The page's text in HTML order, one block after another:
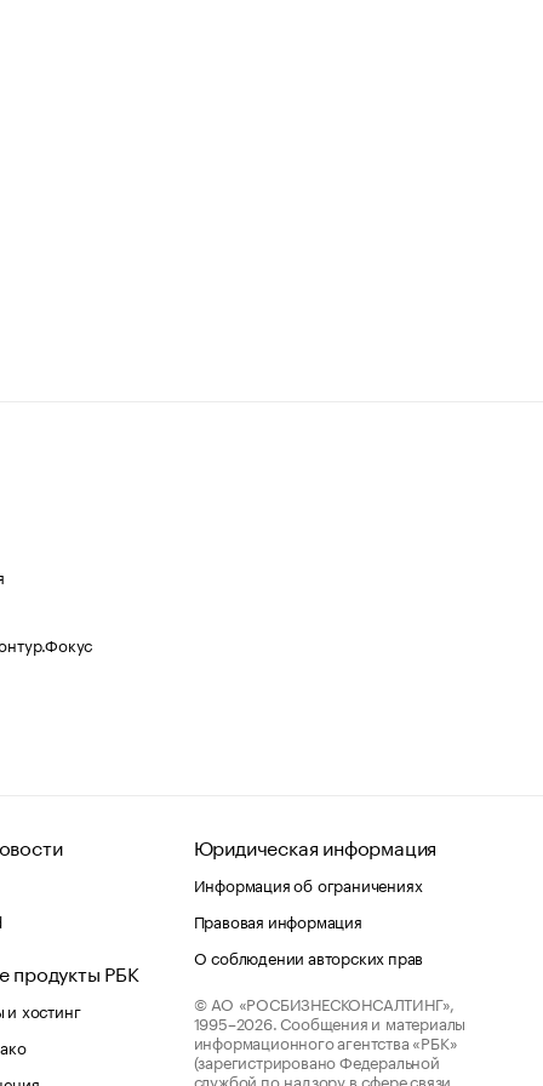
продукты РБК
хостинг
Юридическая информация
Информация об ограничениях
Правовая информация
О соблюдении авторских прав
© АО «РОСБИЗНЕСКОНСАЛТИНГ»,
1995–2026. Сообщения и материалы
информационного агентства «РБК»
(зарегистрировано Федеральной
службой по надзору в сфере связи,